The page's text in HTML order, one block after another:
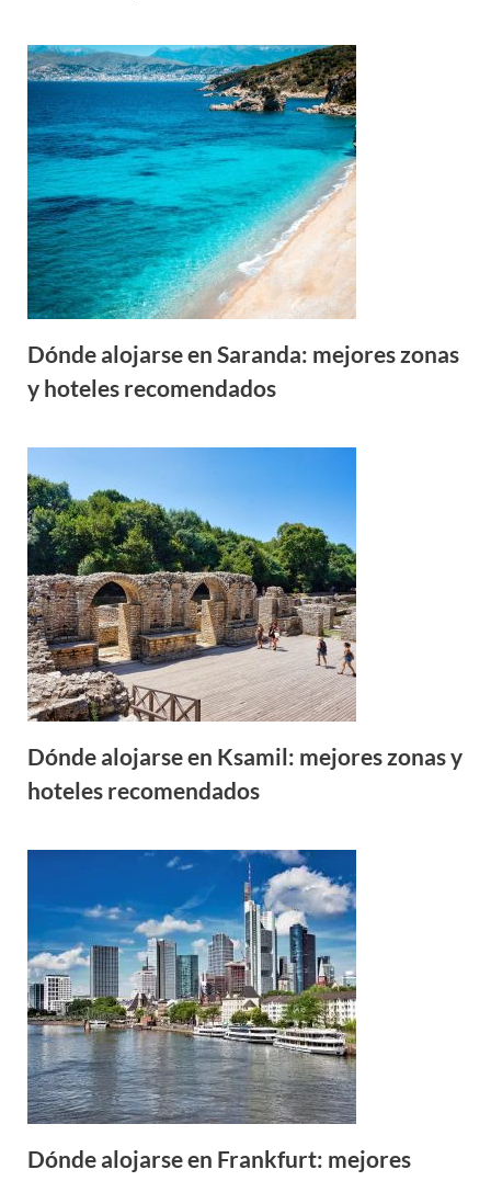
Dónde alojarse en Saranda: mejores zonas
y hoteles recomendados
Dónde alojarse en Ksamil: mejores zonas y
hoteles recomendados
Dónde alojarse en Frankfurt: mejores